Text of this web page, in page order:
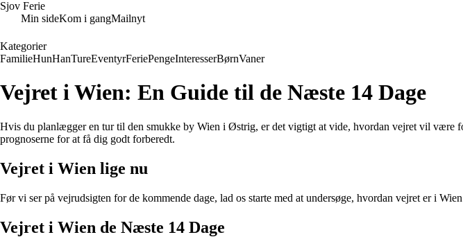
Sjov Ferie
Min sideKom i gangMailnyt
Kategorier
FamilieHunHanTureEventyrFeriePengeInteresserBørnVaner
Vejret i Wien: En Guide til de Næste 14 Dage
Hvis du planlægger en tur til den smukke by Wien i Østrig, er det vigtigt at vide, hvordan vejret vil være
prognoserne for at få dig godt forberedt.
Vejret i Wien lige nu
Før vi ser på vejrudsigten for de kommende dage, lad os starte med at undersøge, hvordan vejret er i
Vejret i Wien de Næste 14 Dage